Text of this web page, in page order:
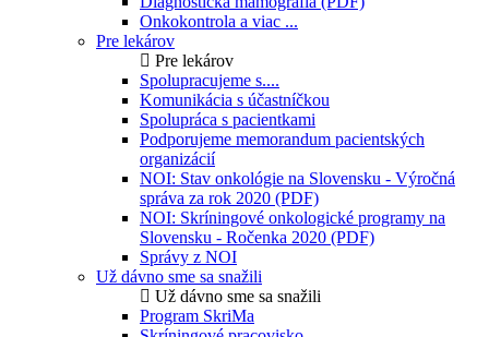
Onkokontrola a viac ...
Pre lekárov
Pre lekárov
Spolupracujeme s....
Komunikácia s účastníčkou
Spolupráca s pacientkami
Podporujeme memorandum pacientských
organizácií
NOI: Stav onkológie na Slovensku - Výročná
správa za rok 2020 (PDF)
NOI: Skríningové onkologické programy na
Slovensku - Ročenka 2020 (PDF)
Správy z NOI
Už dávno sme sa snažili
Už dávno sme sa snažili
Program SkriMa